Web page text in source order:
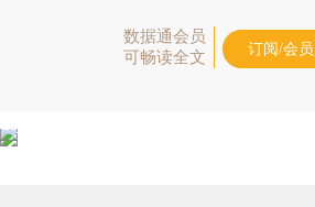
数据通会员
可畅读全文
订阅/会